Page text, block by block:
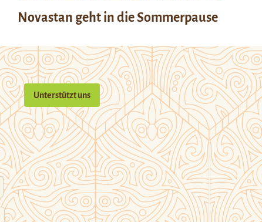
Novastan geht in die Sommerpause
Unterstützt uns